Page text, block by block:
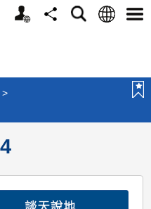
个
分
搜
语
选
>